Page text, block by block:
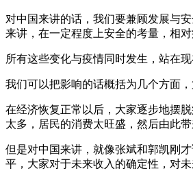
对中国来讲的话，我们要兼顾发展与
来讲，在一定程度上安全的考量，相
所有这些变化与疫情同时发生，站在
我们可以把影响的话概括为几个方面
在经济恢复正常以后，大家逐步地摆
太多，居民的消费太旺盛，然后由此
但是对中国来讲，就像张斌和郭凯刚
平，大家对于未来收入的确定性，对